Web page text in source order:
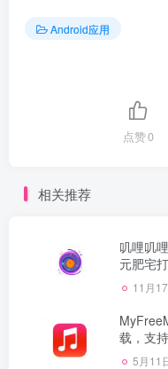
Android应用
点赞0
相关推荐
叽哩叽
元肥宅
11月
载，支
5月11